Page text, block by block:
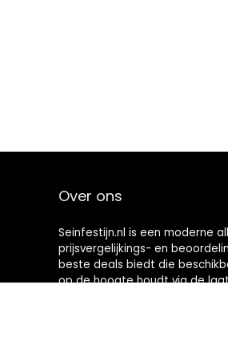
Over ons
Seinfestijn.nl is een moderne
prijsvergelijkings- en
beste deals biedt die
op de hoogte houdt via de